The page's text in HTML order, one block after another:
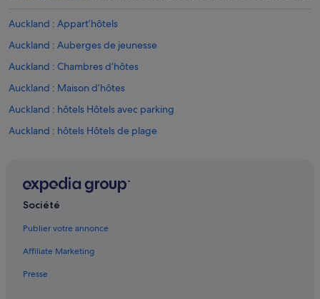
Auckland : Appart’hôtels
Auckland : Auberges de jeunesse
Auckland : Chambres d’hôtes
Auckland : Maison d’hôtes
Auckland : hôtels Hôtels avec parking
Auckland : hôtels Hôtels de plage
Auckland : hôtels Hôtels avec golf
Auckland : hôtels Hôtels pas chers
Auckland : hôtels
Société
Publier votre annonce
Affiliate Marketing
Presse